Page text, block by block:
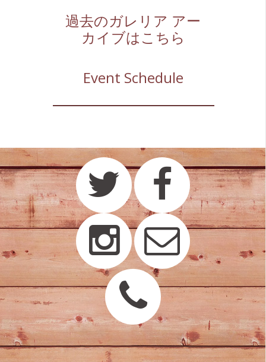
過去のガレリア アー
カイブはこちら
Event Schedule